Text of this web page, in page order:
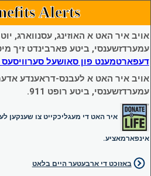
Alerts
אויב איר האט א האוזינג, עסנווארג,
עמערדזשענסי, ביטע פארבינדט זיך
דעפארטמענט פון סאושעל
אויב איר האט א לעבנס-דראענדע
עמערדזשענסי, ביטע רופט 911.
איר האט די מעגליכקייט צו שענקען
אינפארמאציע.
באזוכט די ארבעטער היים בלאט